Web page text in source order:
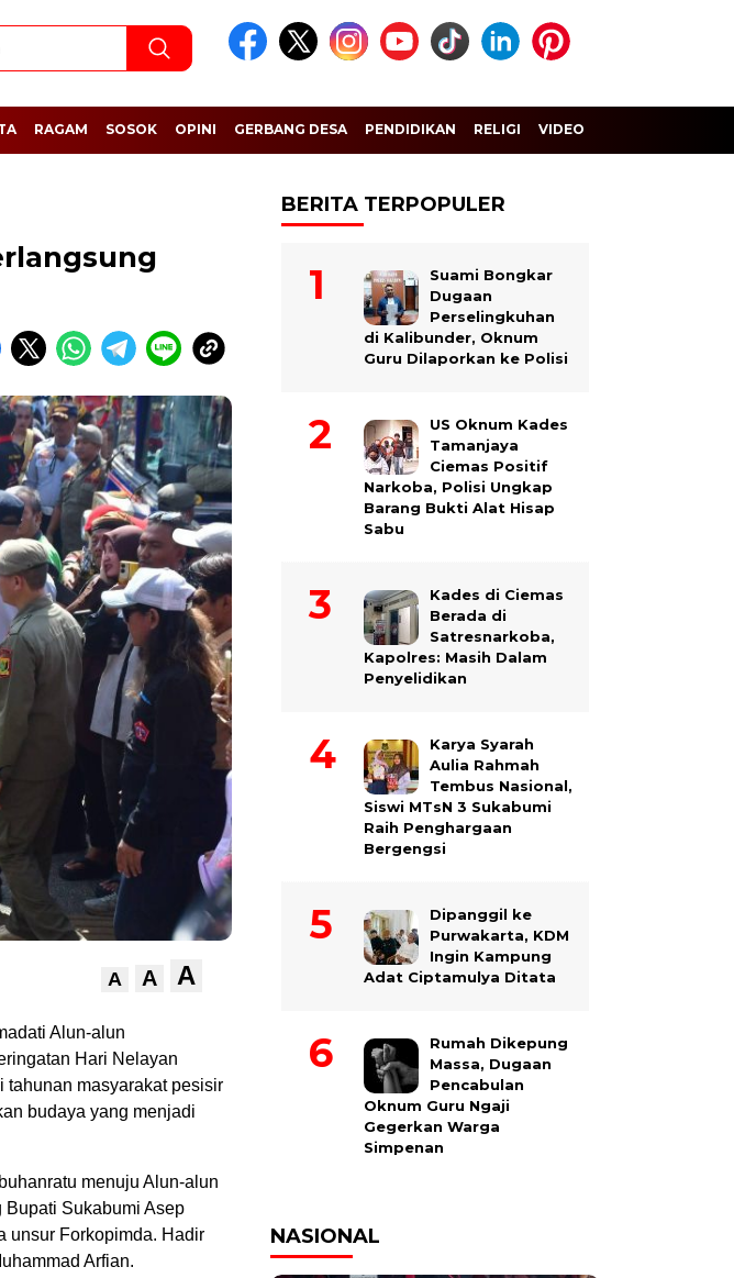
RAGAM SOSOK OPINI GERBANG DESA PENDIDIKAN RELIGI VIDEO
A A A
Alun-alun
Hari Nelayan
tahunan masyarakat pesisir
budaya yang menjadi
menuju Alun-alun
Sukabumi Asep
unsur Forkopimda. Hadir
Arfian.
BERITA TERPOPULER
Suami Bongkar
Dugaan
Perselingkuhan
di Kalibunder, Oknum
Guru Dilaporkan ke Polisi
US Oknum Kades
Tamanjaya
Ciemas Positif
Narkoba, Polisi Ungkap
Barang Bukti Alat Hisap
Sabu
Kades di Ciemas
Berada di
Satresnarkoba,
Kapolres: Masih Dalam
Penyelidikan
Karya Syarah
Aulia Rahmah
Tembus Nasional,
Siswi MTsN 3 Sukabumi
Raih Penghargaan
Bergengsi
Dipanggil ke
Purwakarta, KDM
Ingin Kampung
Adat Ciptamulya Ditata
Rumah Dikepung
Massa, Dugaan
Pencabulan
Oknum Guru Ngaji
Gegerkan Warga
Simpenan
NASIONAL